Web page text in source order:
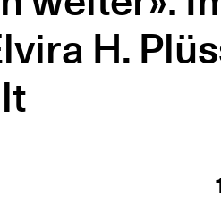
H.